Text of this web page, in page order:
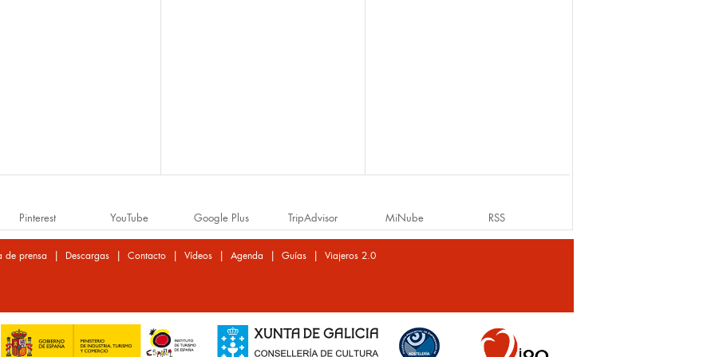
Pinterest YouTube Google Plus TripAdvisor MiNube RSS
de prensa | Descargas| Contacto| Vídeos| Agenda | Guías| Viajeros 2.0